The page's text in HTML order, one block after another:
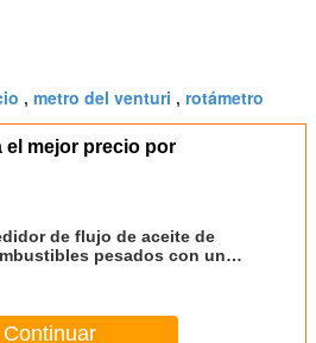
, metro del venturi , rotámetro
el mejor precio por
de flujo de aceite de
pesados con un
Continuar